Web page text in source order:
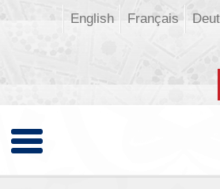
Français
English